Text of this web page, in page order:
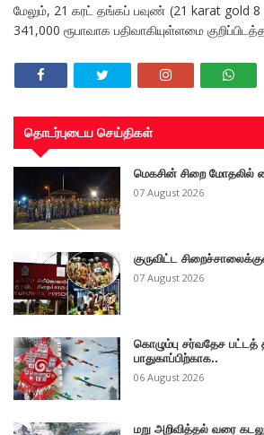
மேலும், 21 கரட் தங்கப் பவுண் (21 karat gold
341,000 ரூபாவாக பதிவாகியுள்ளமை
தொடர்புடைய செய்திகள்
மெகசின் சிறை மோதலில்
07 August 2026
குருவிட்ட
07 August 2026
கொழும்பு சர்வதேச பட்டத்
பாதுகாப்பிற்காக..
06 August 2026
மறு அறிவித்தல் வரை